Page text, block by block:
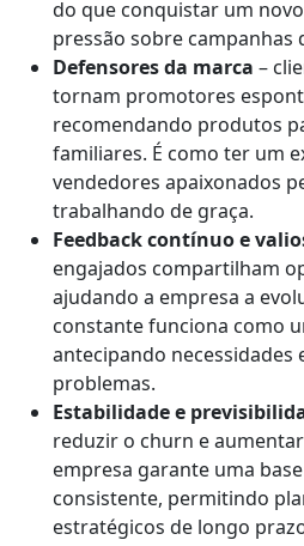
do que conquistar um
pressão sobre campanhas
Defensores da marca –
tornam promotores
recomendando produtos
familiares. É como ter um
vendedores apaixonados
trabalhando de graça.
Feedback contínuo e
engajados compartilham
ajudando a empresa a
constante funciona como
antecipando necessidades
problemas.
Estabilidade e
reduzir o churn e
empresa garante uma
consistente, permitindo
estratégicos de longo